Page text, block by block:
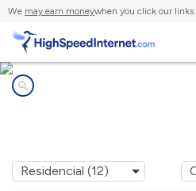
We may earn moneywhen you click our links.